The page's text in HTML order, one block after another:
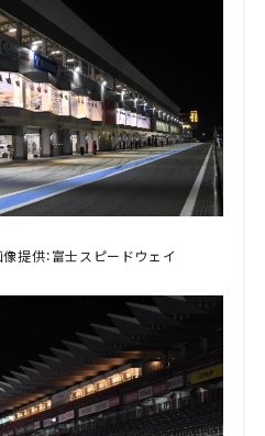
提供：富士スピードウェイ